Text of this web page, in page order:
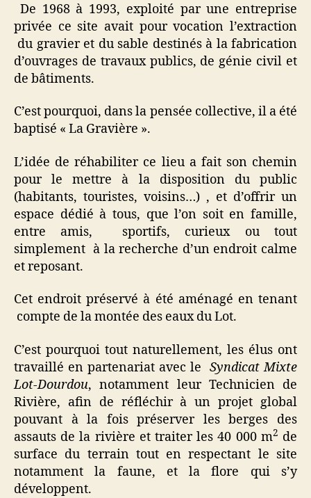
De 1968 à 1993, exploité par une entreprise
privée ce site avait pour vocation l’extraction
du gravier et du sable destinés à la fabrication
d’ouvrages de travaux publics, de génie civil et
de bâtiments.
C’est pourquoi, dans la pensée collective, il a été
baptisé « La Gravière ».
L’idée de réhabiliter ce lieu a fait son chemin
pour le mettre à la disposition du public
(habitants, touristes, voisins…) , et d’offrir un
espace dédié à tous, que l’on soit en famille,
entre amis, sportifs, curieux ou tout
simplement à la recherche d’un endroit calme
et reposant.
Cet endroit préservé à été aménagé en tenant
compte de la montée des eaux du Lot.
C’est pourquoi tout naturellement, les élus ont
travaillé en partenariat avec le Syndicat Mixte
Lot-Dourdou, notamment leur Technicien de
Rivière, afin de réfléchir à un projet global
pouvant à la fois préserver les berges des
assauts de la rivière et traiter les 40 000 m2 de
surface du terrain tout en respectant le site
notamment la faune, et la flore qui s’y
développent.